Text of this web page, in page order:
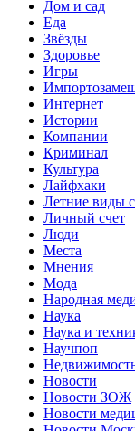
Дом и сад
Еда
Звёзды
Здоровье
Игры
Интернет
Истории
Компании
Криминал
Культура
Лайфхаки
Летние виды
Личный счет
Люди
Места
Мнения
Мода
Народная
Наука
Наука и
Научпоп
Новости
Новости ЗОЖ
Новости